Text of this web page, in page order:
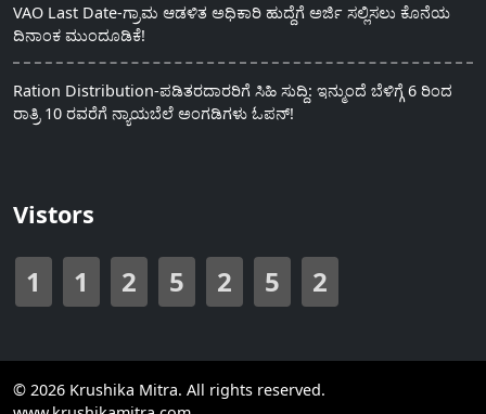
VAO Last Date-ಗ್ರಾಮ ಆಡಳಿತ ಅಧಿಕಾರಿ ಹುದ್ದೆಗೆ ಅರ್ಜಿ ಸಲ್ಲಿಸಲು ಕೊನೆಯ
ದಿನಾಂಕ ಮುಂದೂಡಿಕೆ!
Ration Distribution-ಪಡಿತರದಾರರಿಗೆ ಸಿಹಿ ಸುದ್ದಿ: ಇನ್ಮುಂದೆ ಬೆಳಿಗ್ಗೆ 6 ರಿಂದ
ರಾತ್ರಿ 10 ರವರೆಗೆ ನ್ಯಾಯಬೆಲೆ ಅಂಗಡಿಗಳು ಓಪನ್!
Vistors
1 1 2 5 2 5 2
© 2026 Krushika Mitra. All rights reserved.